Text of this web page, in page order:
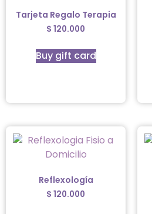
Tarjeta Regalo Terapia
$ 120.000
Buy gift card
Reflexología
$ 120.000